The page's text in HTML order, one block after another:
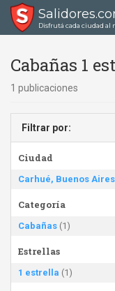
Disfrutá cada ciudad al
Cabañas 1
1 publicaciones
Filtrar por:
Ciudad
Carhué, Buenos Aires
Categoría
Cabañas (1)
Estrellas
1 estrella (1)